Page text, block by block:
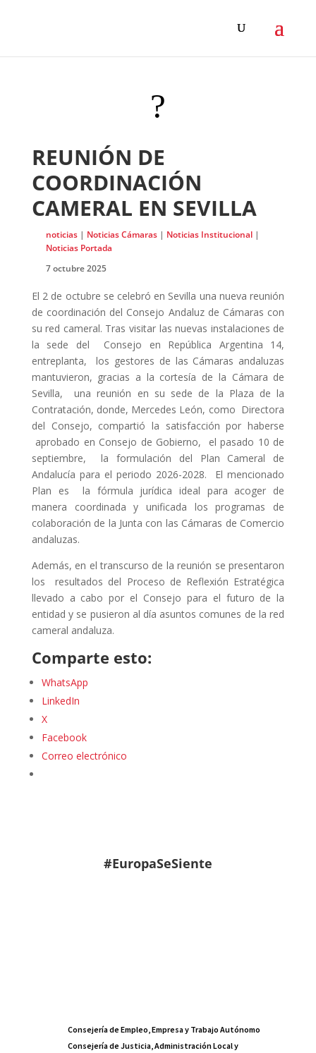
?
REUNIÓN DE
COORDINACIÓN
CAMERAL EN SEVILLA
noticias| Noticias Cámaras| Noticias Institucional|
Noticias Portada
7 octubre 2025
El 2 de octubre se celebró en Sevilla una nueva reunión
de coordinación del Consejo Andaluz de Cámaras con
su red cameral. Tras visitar las nuevas instalaciones de
la sede del Consejo en República Argentina 14,
entreplanta, los gestores de las Cámaras andaluzas
mantuvieron, gracias a la cortesía de la Cámara de
Sevilla, una reunión en su sede de la Plaza de la
Contratación, donde, Mercedes León, como Directora
del Consejo, compartió la satisfacción por haberse
aprobado en Consejo de Gobierno, el pasado 10 de
septiembre, la formulación del Plan Cameral de
Andalucía para el periodo 2026-2028. El mencionado
Plan es la fórmula jurídica ideal para acoger de
manera coordinada y unificada los programas de
colaboración de la Junta con las Cámaras de Comercio
andaluzas.
Además, en el transcurso de la reunión se presentaron
los resultados del Proceso de Reflexión Estratégica
llevado a cabo por el Consejo para el futuro de la
entidad y se pusieron al día asuntos comunes de la red
cameral andaluza.
Comparte esto:
WhatsApp
LinkedIn
X
Facebook
Correo electrónico
#EuropaSeSiente
Consejería de Empleo, Empresa y Trabajo Autónomo
Consejería de Justicia, Administración Local y